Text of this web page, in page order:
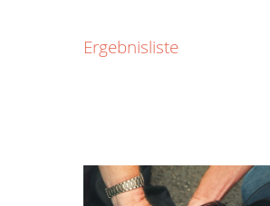
Ergebnisliste